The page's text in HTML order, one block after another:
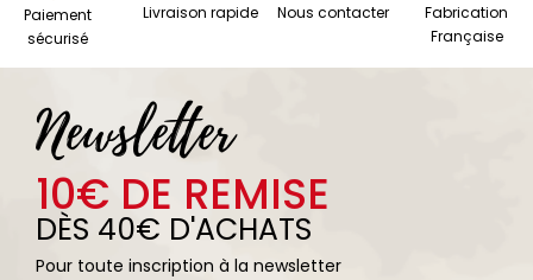
Paiement
sécurisé
Livraison rapide Nous contacter
Fabrication
Française
Newsletter
10€ DE REMISE
DÈS 40€ D'ACHATS
Pour toute inscription à la newsletter